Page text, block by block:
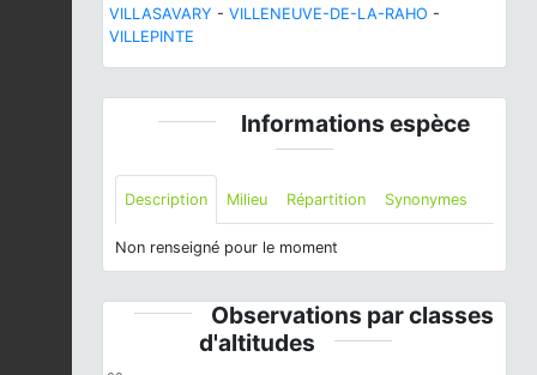
VILLASAVARY - VILLENEUVE-DE-LA-RAHO -
VILLEPINTE
Informations espèce
Description Milieu Répartition Synonymes
Non renseigné pour le moment
Observations par classes
d'altitudes